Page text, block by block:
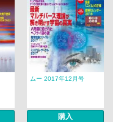
ムー 2017年12月号
購入